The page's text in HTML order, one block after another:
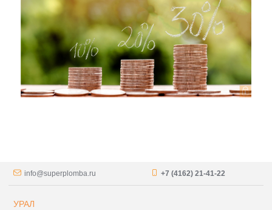
info@superplomba.ru +7 (4162) 21-41-22
УРАЛ